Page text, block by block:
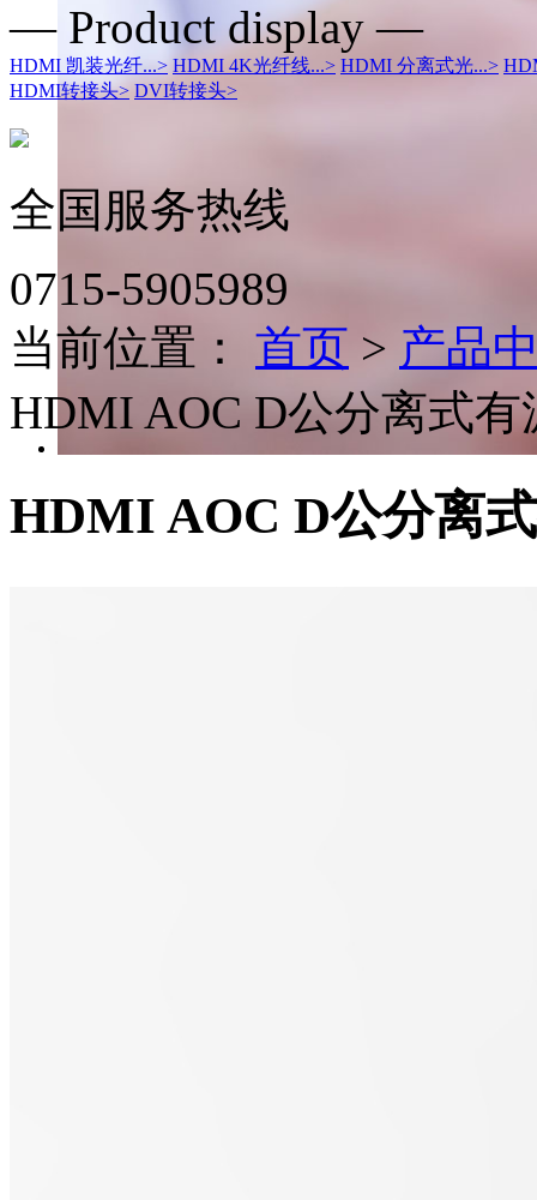
— Product display —
HDMI 凯装光纤...> HDMI 4K光纤线...> HDMI 分离式光...>
HDMI转接头> DVI转接头>
全国服务热线
0715-5905989
当前位置： 首页 > 产品
HDMI AOC D公分离式有
HDMI AOC D公分离